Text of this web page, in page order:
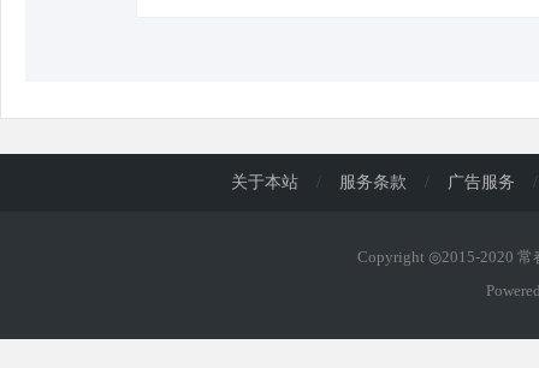
关于本站 / 服务条款 / 广告服务 /
Copyright ◎2015-2020 常